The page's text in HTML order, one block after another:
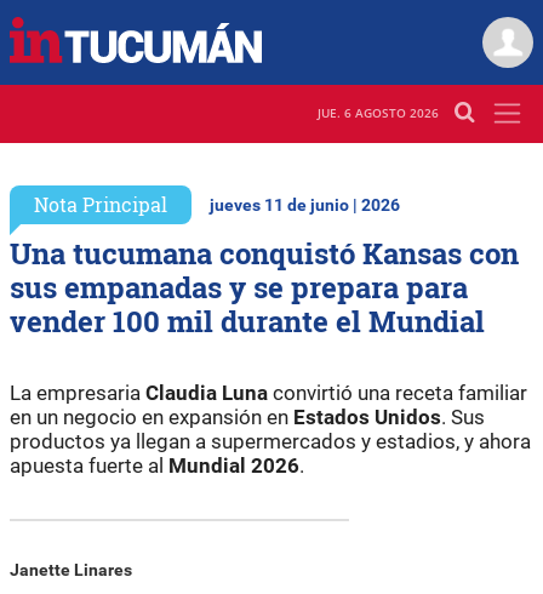
JUE. 6 AGOSTO 2026
Nota Principal jueves 11 de junio | 2026
Una tucumana conquistó Kansas con
sus empanadas y se prepara para
vender 100 mil durante el Mundial
La empresaria Claudia Luna convirtió una receta familiar
en un negocio en expansión en Estados Unidos. Sus
productos ya llegan a supermercados y estadios, y ahora
apuesta fuerte al Mundial 2026.
Janette Linares